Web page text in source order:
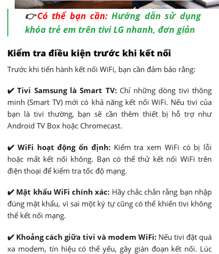
👉Có thể bạn cần:Hướng dẫn sử dụng
khóa trẻ em trên tivi LG nhanh, đơn giản
Kiểm tra điều kiện trước khi kết nối
Trước khi tiến hành kết nối WiFi, bạn cần đảm bảo rằng:
✔️ Tivi Samsung là Smart TV:Chỉ những dòng tivi thông
minh (Smart TV) mới có khả năng kết nối WiFi. Nếu tivi của
bạn là tivi thường, bạn sẽ cần thêm thiết bị hỗ trợ như
Android TV Box hoặc Chromecast.
✔️ WiFi hoạt động ổn định:Kiểm tra xem WiFi có bị lỗi
hoặc mất kết nối không. Bạn có thể thử kết nối WiFi trên
điện thoại để kiểm tra tốc độ mạng.
✔️ Mật khẩu WiFi chính xác: Hãy chắc chắn rằng bạn nhập
đúng mật khẩu, vì sai một ký tự cũng có thể khiến tivi không
thể kết nối mạng.
✔️ Khoảng cách giữa tivi và modem WiFi: Nếu tivi đặt quá
xa modem, tín hiệu có thể yếu, gây gián đoạn kết nối. Lúc